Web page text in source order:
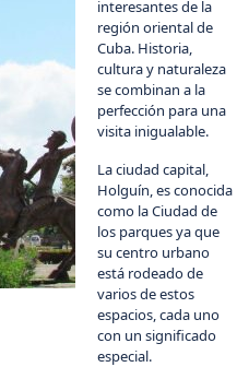
interesantes de la
región oriental de
Cuba. Historia,
cultura y naturaleza
se combinan a la
perfección para una
visita inigualable.
La ciudad capital,
Holguín, es conocida
como la Ciudad de
los parques ya que
su centro urbano
está rodeado de
varios de estos
espacios, cada uno
con un significado
especial.